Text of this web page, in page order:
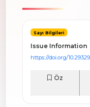
Sayı Bilgileri
Issue Information
https://doi.org/
Öz